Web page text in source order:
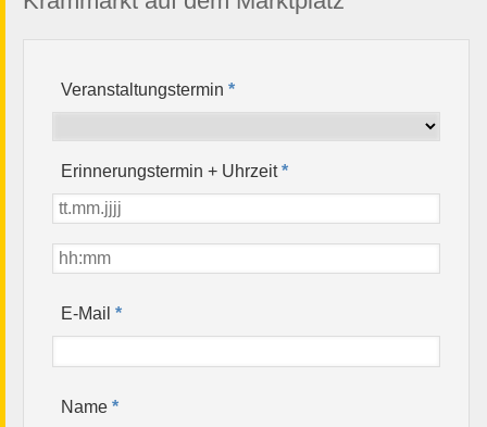
Veranstaltungstermin*
Erinnerungstermin + Uhrzeit*
E-Mail*
Name*